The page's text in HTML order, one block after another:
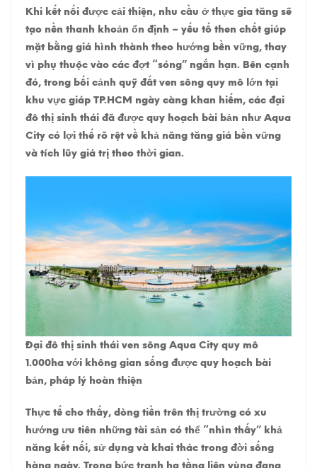
Khi kết nối được cải thiện, nhu cầu ở thực gia tăng sẽ
tạo nền thanh khoản ổn định – yếu tố then chốt giúp
mặt bằng giá hình thành theo hướng bền vững, thay
vì phụ thuộc vào các đợt “sóng” ngắn hạn. Bên cạnh
đó, trong bối cảnh quỹ đất ven sông quy mô lớn tại
khu vực giáp TP.HCM ngày càng khan hiếm, các đại
đô thị sinh thái đã được quy hoạch bài bản như Aqua
City có lợi thế rõ rệt về khả năng tăng giá bền vững
và tích lũy giá trị theo thời gian.
Đại đô thị sinh thái ven sông Aqua City quy mô
1.000ha với không gian sống được quy hoạch bài
bản, pháp lý hoàn thiện
Thực tế cho thấy, dòng tiền trên thị trường có xu
hướng ưu tiên những tài sản có thể “nhìn thấy” khả
năng kết nối, sử dụng và khai thác trong đời sống
hàng ngày. Trong bức tranh hạ tầng liên vùng đang